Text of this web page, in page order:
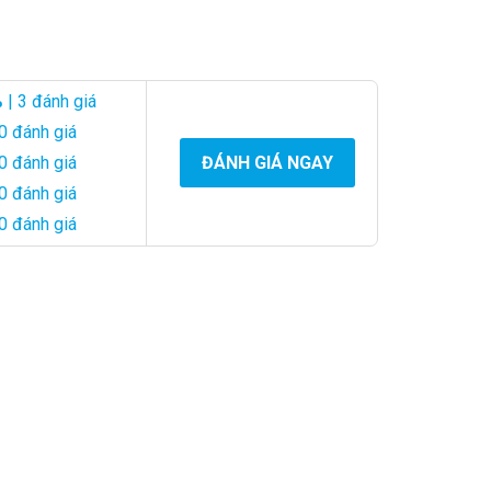
chỉ cho sự thành công trong công việc mà còn cho
mạnh của lửa. Màu đỏ tươi sáng của hoa Hồng và
và Thổ, những người mang trong mình sự kiên nhẫn và
| 3 đánh giá
đánh giá
đánh giá
đánh giá
đánh giá
ĐÁNH GIÁ NGAY